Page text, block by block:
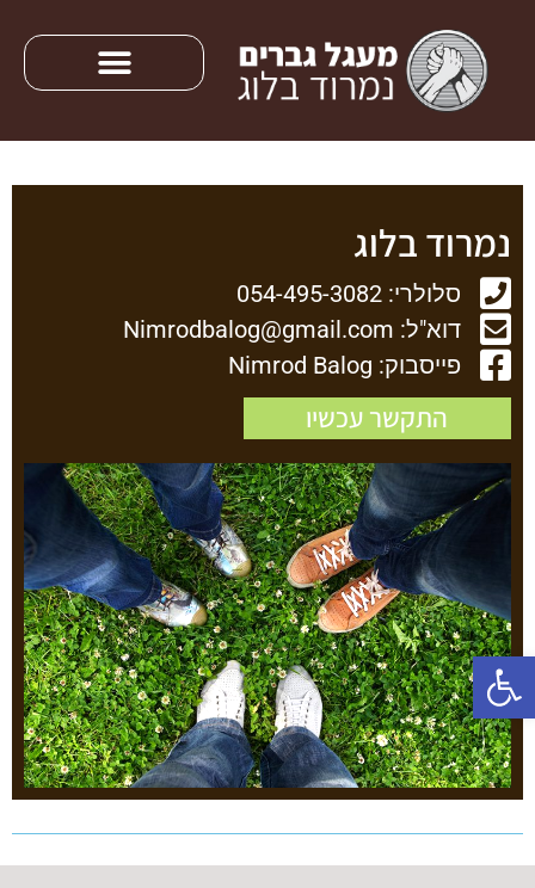
פתח סרגל נגישות
נמרוד בלוג
סלולרי: 054-495-3082
דוא"ל: Nimrodbalog@gmail.com
פייסבוק: Nimrod Balog
התקשר עכשיו